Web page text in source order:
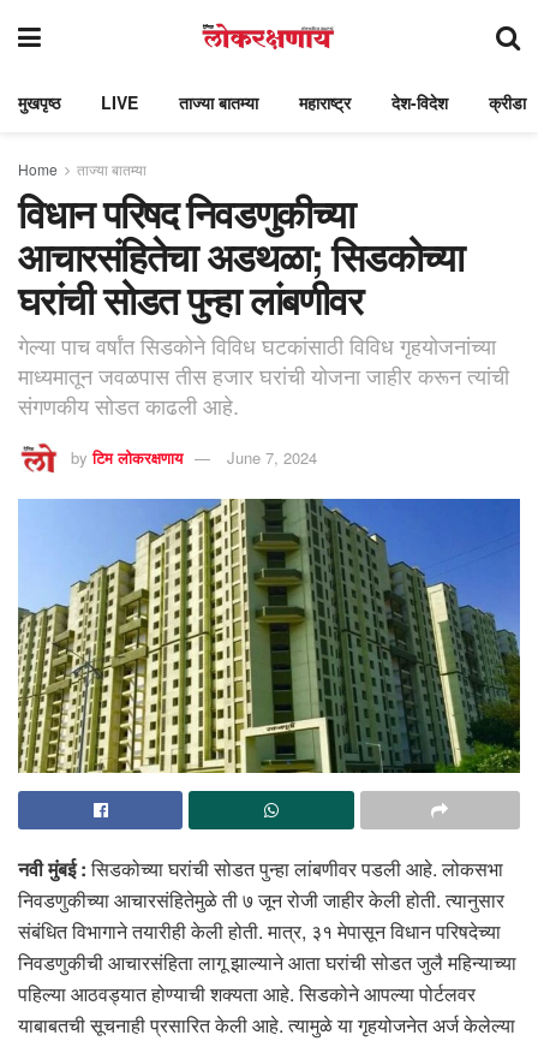
मुखपृष्ठ LIVE ताज्या बातम्या महाराष्ट्र देश-विदेश क्रीडा
Home ताज्या बातम्या
विधान परिषद निवडणुकीच्या
आचारसंहितेचा अडथळा; सिडकोच्या
घरांची सोडत पुन्हा लांबणीवर
गेल्या पाच वर्षांत सिडकोने विविध घटकांसाठी विविध गृहयोजनांच्या
माध्यमातून जवळपास तीस हजार घरांची योजना जाहीर करून त्यांची
संगणकीय सोडत काढली आहे.
by टिम लोकरक्षणाय June 7, 2024
नवी मुंबई :सिडकोच्या घरांची सोडत पुन्हा लांबणीवर पडली आहे. लोकसभा
निवडणुकीच्या आचारसंहितेमुळे ती ७ जून रोजी जाहीर केली होती. त्यानुसार
संबंधित विभागाने तयारीही केली होती. मात्र, ३१ मेपासून विधान परिषदेच्या
निवडणुकीची आचारसंहिता लागू झाल्याने आता घरांची सोडत जुलै महिन्याच्या
पहिल्या आठवड्यात होण्याची शक्यता आहे. सिडकोने आपल्या पोर्टलवर
याबाबतची सूचनाही प्रसारित केली आहे. त्यामुळे या गृहयोजनेत अर्ज केलेल्या